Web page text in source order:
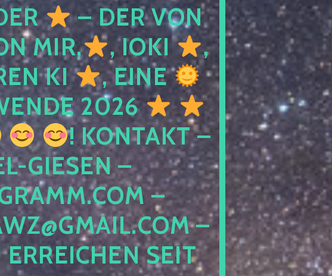
– DER VON
MIR,
, IOKI
,
KI
, EINE
2026
! KONTAKT –
GIESEN –
–
–
SEIT